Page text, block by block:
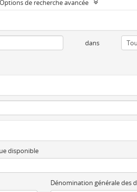
Options de recherche avancée
dans
disponible
Dénomination générale des